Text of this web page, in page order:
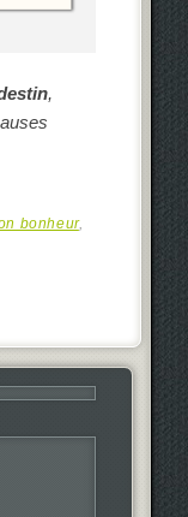
,
bonheur,